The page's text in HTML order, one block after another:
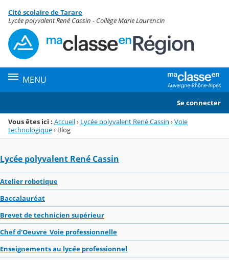
Menu de la rubrique
Contenu
Cité scolaire de Tarare
Lycée polyvalent René Cassin - Collège Marie Laurencin
MENU
Se connecter
Vous êtes ici : Accueil› Lycée polyvalent René Cassin ›Voie
technologique› Blog
Lycée polyvalent René Cassin
Atelier robotique
Baccalauréat
Brevet de technicien supérieur
Chef d'Oeuvre_Voie professionnelle
Enseignements au lycée professionnel